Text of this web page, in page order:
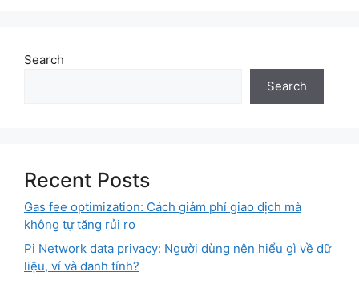
Search
Search
Recent Posts
Gas fee optimization: Cách giảm phí giao dịch mà
không tự tăng rủi ro
Pi Network data privacy: Người dùng nên hiểu gì về dữ
liệu, ví và danh tính?